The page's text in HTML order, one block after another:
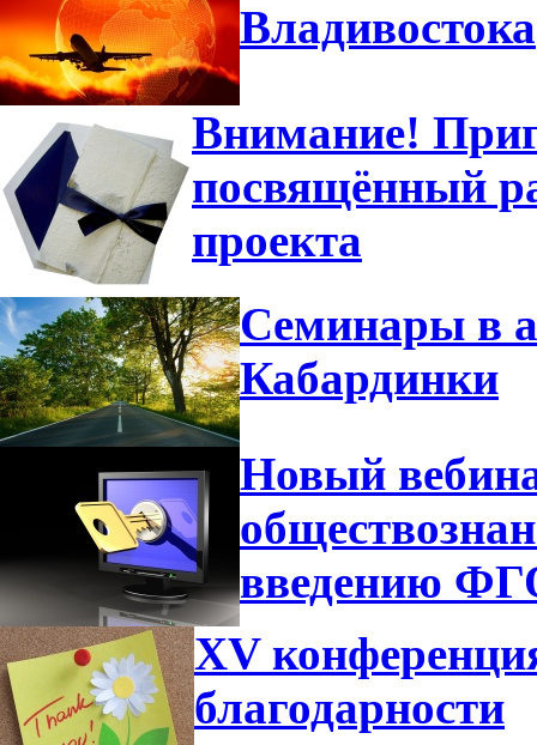
Владивостока
Внимание!
посвящённый
проекта
Семинары в
Кабардинки
Новый
введению
XV
благодарности